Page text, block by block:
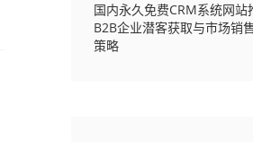
国内永久免费CRM系统网站
B2B企业潜客获取与市场销
策略